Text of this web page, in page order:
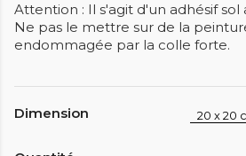
Attention : Il s'agit d'un adhésif sol
Ne pas le mettre sur de la
endommagée par la colle forte.
Dimension